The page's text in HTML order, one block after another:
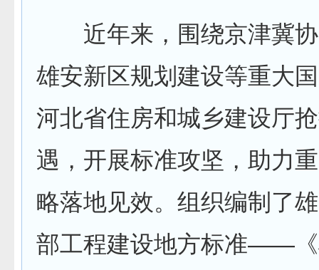
近年来，围绕京津冀协
雄安新区规划建设等重大
河北省住房和城乡建设厅
遇，开展标准攻坚，助力
略落地见效。组织编制了
部工程建设地方标准——